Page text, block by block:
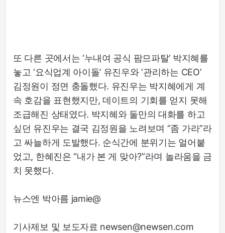
또 다른 곳에서는 ‘누내여 공식 팜므파탈’ 박지혜를
놓고 ‘요식업계 아이돌’ 유진우와 ‘관리하는 CEO’
김정원이 정면 충돌했다. 유진우는 박지혜에게 계
속 호감을 표현했지만, 데이트의 기회를 얻지 못해
조급해진 상태였다. 박지혜와 둘만의 대화를 하고
싶던 유진우는 결국 김정원을 노려보며 “좀 가라”라
고 싸늘하게 도발했다. 순식간에 분위기는 얼어붙
었고, 한혜진은 “내가 본 게 맞아?”라며 놀라움을 금
치 못했다.
뉴스엔 박아름 jamie@
기사제보 및 보도자료 newsen@newsen.com